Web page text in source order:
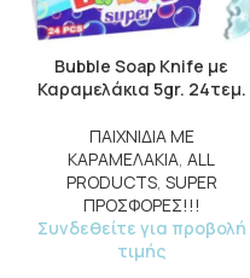
Bubble Soap Knife με
Καραμελάκια 5gr. 24τεμ.
ΠΑΙΧΝΙΔΙΑ ΜΕ
ΚΑΡΑΜΕΛΑΚΙΑ, ALL
PRODUCTS, SUPER
ΠΡΟΣΦΟΡΕΣ!!!
Συνδεθείτε για προβολή
τιμής